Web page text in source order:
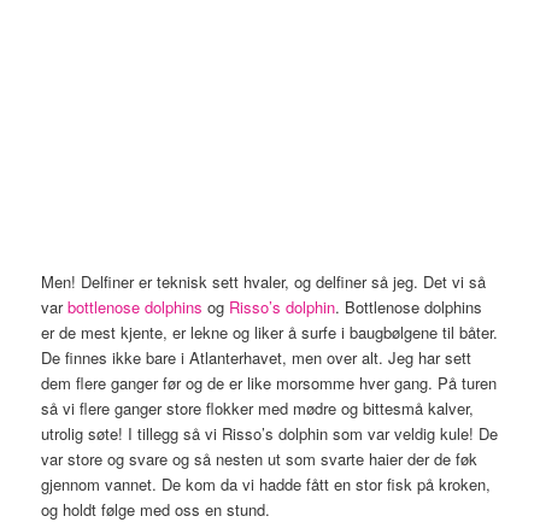
Men! Delfiner er teknisk sett hvaler, og delfiner så jeg. Det vi så
varbottlenose dolphins og Risso’s dolphin. Bottlenose dolphins
er de mest kjente, er lekne og liker å surfe i baugbølgene til båter.
De finnes ikke bare i Atlanterhavet, men over alt. Jeg har sett
dem flere ganger før og de er like morsomme hver gang. På turen
så vi flere ganger store flokker med mødre og bittesmå kalver,
utrolig søte! I tillegg så vi Risso’s dolphin som var veldig kule! De
var store og svare og så nesten ut som svarte haier der de føk
gjennom vannet. De kom da vi hadde fått en stor fisk på kroken,
og holdt følge med oss en stund.